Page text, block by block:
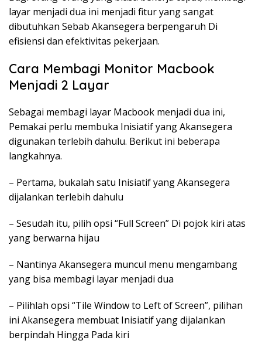
layar menjadi dua ini menjadi fitur yang sangat
dibutuhkan Sebab Akansegera berpengaruh Di
efisiensi dan efektivitas pekerjaan.
Cara Membagi Monitor Macbook
Menjadi 2 Layar
Sebagai membagi layar Macbook menjadi dua ini,
Pemakai perlu membuka Inisiatif yang Akansegera
digunakan terlebih dahulu. Berikut ini beberapa
langkahnya.
– Pertama, bukalah satu Inisiatif yang Akansegera
dijalankan terlebih dahulu
– Sesudah itu, pilih opsi “Full Screen” Di pojok kiri atas
yang berwarna hijau
– Nantinya Akansegera muncul menu mengambang
yang bisa membagi layar menjadi dua
– Pilihlah opsi “Tile Window to Left of Screen”, pilihan
ini Akansegera membuat Inisiatif yang dijalankan
berpindah Hingga Pada kiri